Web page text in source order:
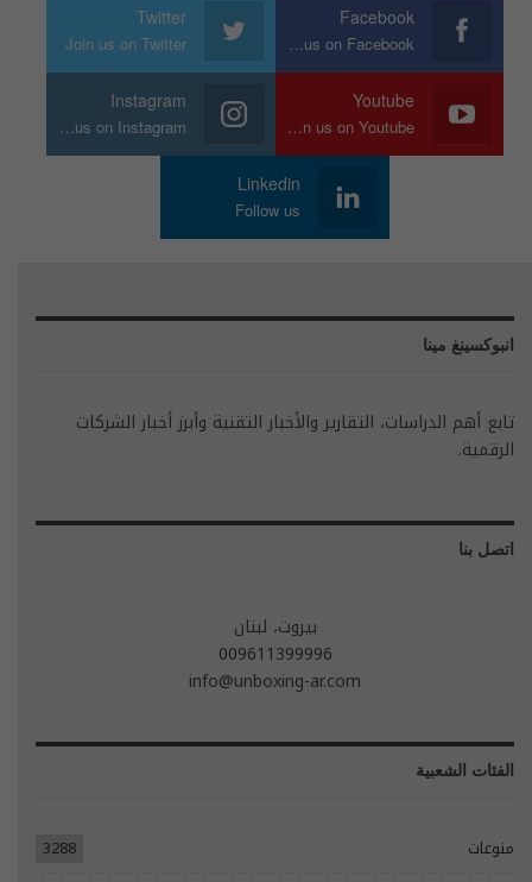
Facebook
Join us on Facebook
Twitter
Join us on Twitter
Youtube
Join us on Youtube
Instagram
Join us on Instagram
Linkedin
Follow us
انبوكسينغ مينا
تابع أهم الدراسات، التقارير والأخبار التقنية وأبرز أخبار الشركات
الرقمية.
اتصل بنا
بيروت، لبنان
009611399996
info@unboxing-ar.com
الفئات الشعبية
منوعات 3288